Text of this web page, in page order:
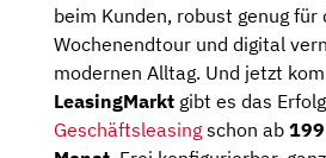
beim Kunden, robust genug für
Wochenendtour und digital
modernen Alltag. Und jetzt
LeasingMarkt gibt es das
Geschäftsleasing schon ab